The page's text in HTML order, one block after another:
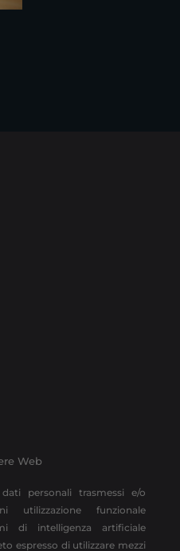
Web
personali trasmessi e/o
funzionale
di intelligenza artificiale
espresso di utilizzare mezzi